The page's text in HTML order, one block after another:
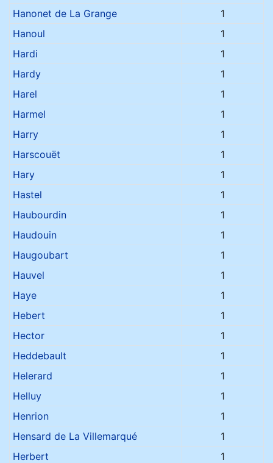
Hanonet de La Grange
1
Hanoul
1
Hardi
1
Hardy
1
Harel
1
Harmel
1
Harry
1
Harscouët
1
Hary
1
Hastel
1
Haubourdin
1
Haudouin
1
Haugoubart
1
Hauvel
1
Haye
1
Hebert
1
Hector
1
Heddebault
1
Helerard
1
Helluy
1
Henrion
1
Hensard de La Villemarqué
1
Herbert
1